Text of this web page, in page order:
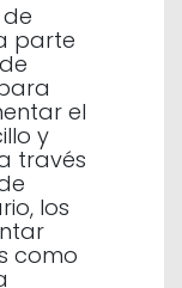
parte
el
y
través
los
como